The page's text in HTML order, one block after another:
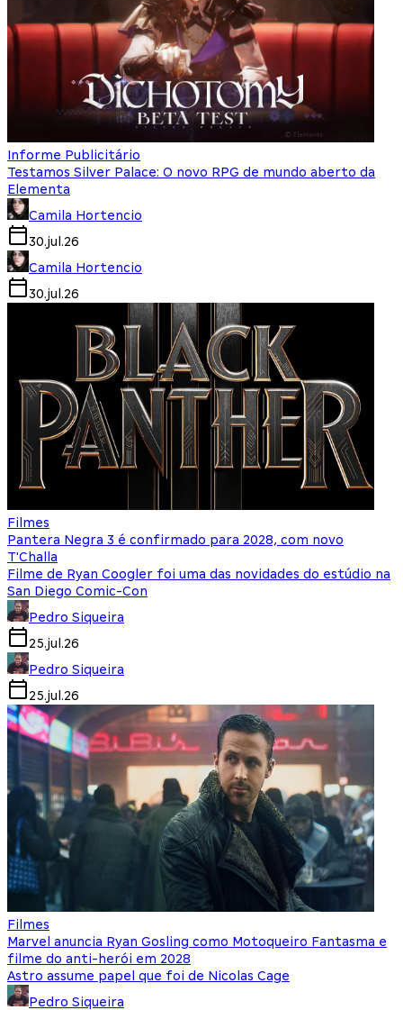
Informe Publicitário
Testamos Silver Palace: O novo RPG de mundo aberto da
Elementa
Camila Hortencio
30.jul.26
Camila Hortencio
30.jul.26
Filmes
Pantera Negra 3 é confirmado para 2028, com novo
T'Challa
Filme de Ryan Coogler foi uma das novidades do estúdio na
San Diego Comic-Con
Pedro Siqueira
25.jul.26
Pedro Siqueira
25.jul.26
Filmes
Marvel anuncia Ryan Gosling como Motoqueiro Fantasma e
filme do anti-herói em 2028
Astro assume papel que foi de Nicolas Cage
Pedro Siqueira